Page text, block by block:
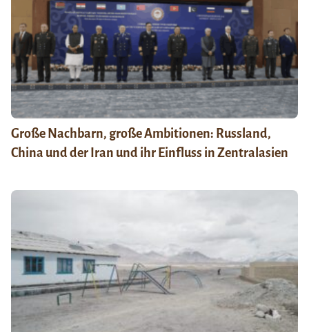
Große Nachbarn, große Ambitionen: Russland,
China und der Iran und ihr Einfluss in Zentralasien